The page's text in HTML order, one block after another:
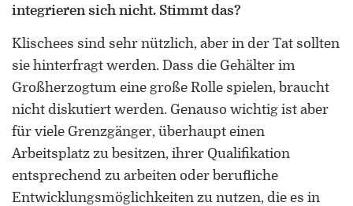
integrieren sich nicht. Stimmt das?
Klischees sind sehr nützlich, aber in der Tat sollten
sie hinterfragt werden. Dass die Gehälter im
Großherzogtum eine große Rolle spielen, braucht
nicht diskutiert werden. Genauso wichtig ist aber
für viele Grenzgänger, überhaupt einen
Arbeitsplatz zu besitzen, ihrer Qualifikation
entsprechend zu arbeiten oder berufliche
Entwicklungsmöglichkeiten zu nutzen, die es in